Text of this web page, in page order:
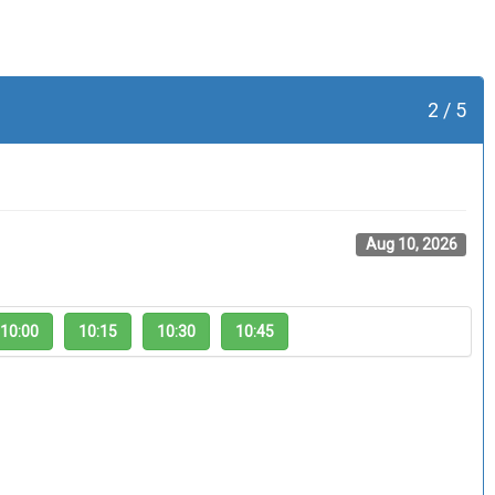
2 / 5
Aug 10, 2026
10:00 10:15 10:30 10:45